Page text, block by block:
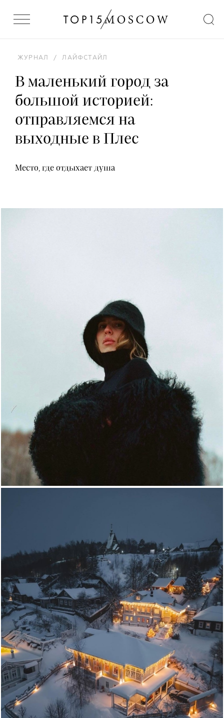
ЖУРНАЛ / ЛАЙФСТАЙЛ
В маленький город за
большой историей:
отправляемся на
выходные в Плес
Место, где отдыхает душа